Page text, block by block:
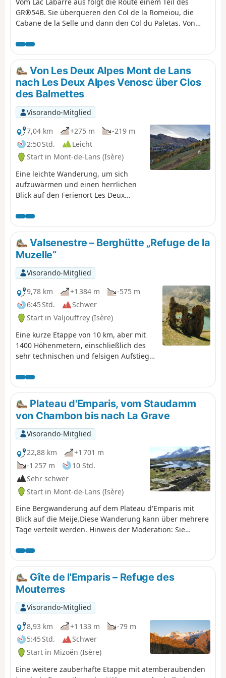
GR®54B. Sie überqueren den Col de la Romeïou, die
Cabane de la Selle und dann den Col du Paletas. Von
Bergkämme, vorbei am Neyrard auf 2796 m Höhe, zum
Lac du Vallon.
Von Les Deux Alpes Mont de Lans
nach Les Deux Alpes Venosc über Clos
des Balmettes
Visorando-Mitglied
7,04 km
+275 m
-219 m
2:50 Std.
Leicht
Start in Mont-de-Lans (Isère)
Eine leichte Wanderung, um sich
aufzuwärmen und einen herrlichen
Blick auf den Ferienort Les Deux
Strecke können Sie beim Aufstieg
den Schatten des Waldes genießen
und kommen so unter guten
Bedingungen zum Clos des
Balmettes, von wo aus der Abstieg
zum Ferienort ohne Schutz vor der
Sonne erfolgt.
Valsenestre – Berghütte „Refuge de la
Muzelle“
Visorando-Mitglied
9,78 km
+1 384 m
-575 m
6:45 Std.
Schwer
Start in Valjouffrey (Isère)
Eine kurze Etappe von 10 km, aber mit
1400 Höhenmetern, einschließlich des
sehr technischen und felsigen Aufstiegs
Vorsicht geboten, insbesondere mit
einem schweren Rucksack. Eine schmale
Passage zwischen zwei herrlichen
Bergen, der Roche de La Muzelle und
dem Pic du Clapier du Peyron. Während
des gesamten Aufstiegs sind Sie von
Bergmassiven mit einer Höhe von über
3000 m umgeben. Vom Pass aus haben
Sie einen herrlichen Blick auf den Rest
des Glacier de la Muzelle, den See und
den Korridor, der hinunter nach
Valsenestre führt.
Plateau d'Emparis, vom Staudamm
von Chambon bis nach La Grave
Visorando-Mitglied
22,88 km
+1 701 m
-1 257 m
10 Std.
Sehr schwer
Start in Mont-de-Lans (Isère)
Eine Bergwanderung auf dem Plateau d'Emparis mit
Blick auf die Meije.Diese Wanderung kann über mehrere
Tage verteilt werden. Hinweis der Moderation: Sie
2000), das besonderen Vorschriften unterliegt (weitere
Informationen zu diesem Gebiet und zu den
Übernachtungsmöglichkeiten finden Sie unter
„Praktische Informationen“).
Gîte de l'Emparis – Refuge des
Mouterres
Visorando-Mitglied
8,93 km
+1 133 m
-79 m
5:45 Std.
Schwer
Start in Mizoën (Isère)
Eine weitere zauberhafte Etappe mit atemberaubenden